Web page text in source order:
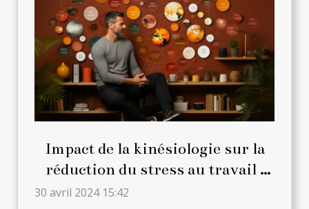
Impact de la kinésiologie sur la
réduction du stress au travail :
Stratégies et techniques
30 avril 2024 15:42